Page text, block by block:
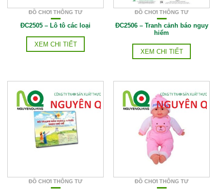
ĐỒ CHƠI THÔNG TƯ
ĐC2505 – Lô tô các loại
XEM CHI TIẾT
ĐỒ CHƠI THÔNG TƯ
ĐC2506 – Tranh cảnh báo nguy
hiểm
XEM CHI TIẾT
ĐỒ CHƠI THÔNG TƯ ĐỒ CHƠI THÔNG TƯ